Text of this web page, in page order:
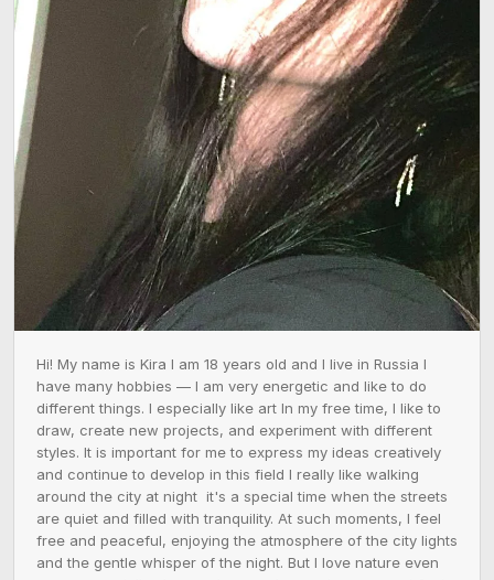
Hi! My name is Kira I am 18 years old and I live in Russia I
have many hobbies — I am very energetic and like to do
different things. I especially like art In my free time, I like to
draw, create new projects, and experiment with different
styles. It is important for me to express my ideas creatively
and continue to develop in this field I really like walking
around the city at night  it's a special time when the streets
are quiet and filled with tranquility. At such moments, I feel
free and peaceful, enjoying the atmosphere of the city lights
and the gentle whisper of the night. But I love nature even